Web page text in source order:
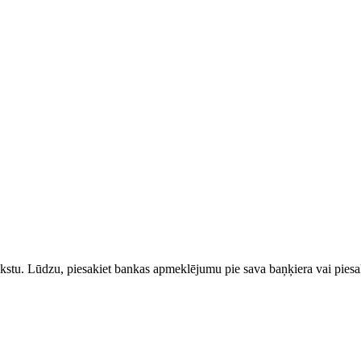
Lūdzu, piesakiet bankas apmeklējumu pie sava baņķiera vai